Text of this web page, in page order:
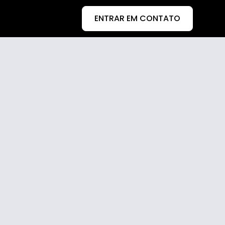
ENTRAR EM CONTATO